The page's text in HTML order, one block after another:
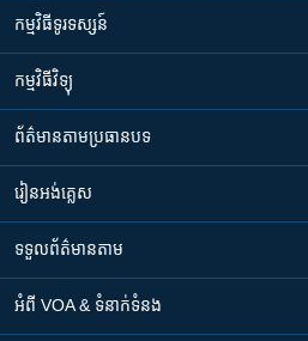
កម្មវិធី​ទូរទស្សន៍
កម្មវិធី​វិទ្យុ
ព័ត៌មាន​តាមប្រធានបទ​
រៀន​​អង់គ្លេស
ទទួល​ព័ត៌មាន​តាម
អំពី​ VOA & ទំនាក់ទំនង